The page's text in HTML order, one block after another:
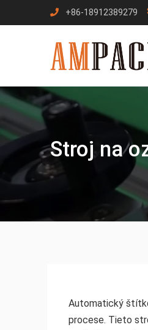
na
+86-18912389279
Stroj na
Automatický
procese. Tieto